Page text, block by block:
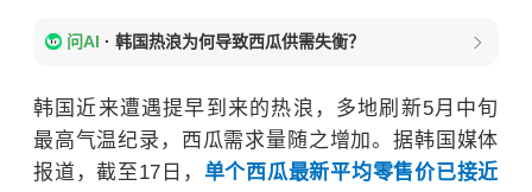
问AI · 韩国热浪为何导致西瓜供需失衡？
韩国近来遭遇提早到来的热浪，多地刷新5月中旬
最高气温纪录，西瓜需求量随之增加。据韩国媒体
报道，截至17日， 单个西瓜最新平均零售价已接近